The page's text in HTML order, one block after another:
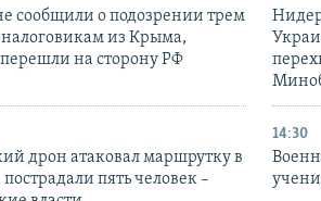
сообщили о подозрении трем
из Крыма,
на сторону РФ
дрон атаковал маршрутку в
пять человек –
14:30